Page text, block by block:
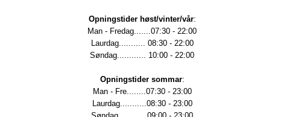
Opningstider høst/vinter/vår:
Man - Fredag.......07:30 - 22:00
Laurdag........... 08:30 - 22:00
Søndag............ 10:00 - 22:00
Opningstider sommar:
Man - Fre........07:30 - 23:00
Laurdag...........08:30 - 23:00